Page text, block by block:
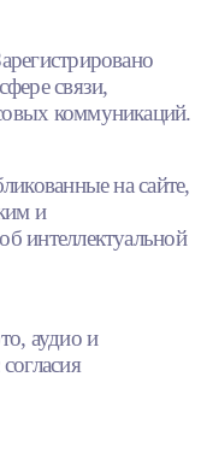
связи,
коммуникаций.
на сайте,
и
интеллектуальной
аудио и